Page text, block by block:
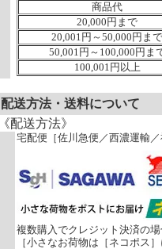
商品代
20,000円まで
20,001円～50,000円まで
50,001円～100,000円ま
100,001円以上
配送方法・送料について
《配送方法》
宅配便［佐川急便／西濃運輸
複数購入でクレジット決済の
［小さなお荷物は［ネコポス